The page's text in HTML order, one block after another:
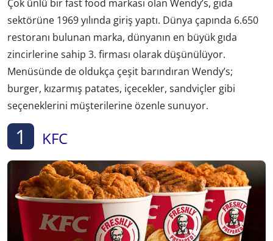
Çok ünlü bir fast food markası olan Wendy’s, gıda
sektörüne 1969 yılında giriş yaptı. Dünya çapında 6.650
restoranı bulunan marka, dünyanın en büyük gıda
zincirlerine sahip 3. firması olarak düşünülüyor.
Menüsünde de oldukça çeşit barındıran Wendy’s;
burger, kızarmış patates, içecekler, sandviçler gibi
seçeneklerini müşterilerine özenle sunuyor.
1 KFC